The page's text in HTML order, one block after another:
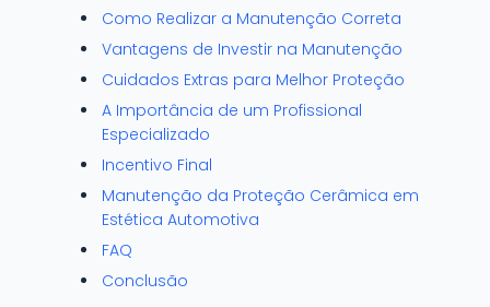
Como Realizar a Manutenção Correta
Vantagens de Investir na Manutenção
Cuidados Extras para Melhor Proteção
A Importância de um Profissional
Especializado
Incentivo Final
Manutenção da Proteção Cerâmica em
Estética Automotiva
FAQ
Conclusão